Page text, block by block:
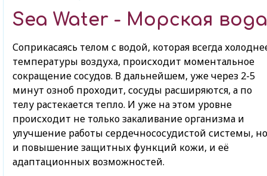
Sea Water - Морская вода
Соприкасаясь телом с водой, которая всегда
температуры воздуха, происходит моментальное
сокращение сосудов. В дальнейшем, уже через 2-5
минут озноб проходит, сосуды расширяются, а по
телу растекается тепло. И уже на этом уровне
происходит не только закаливание организма и
улучшение работы сердечнососудистой системы, но
и повышение защитных функций кожи, и её
адаптационных возможностей.